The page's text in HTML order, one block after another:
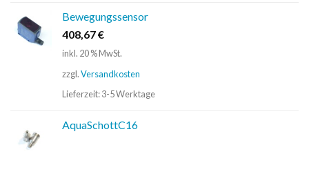
Bewegungssensor
408,67€
inkl. 20 % MwSt.
zzgl.Versandkosten
Lieferzeit:3-5 Werktage
AquaSchottC16